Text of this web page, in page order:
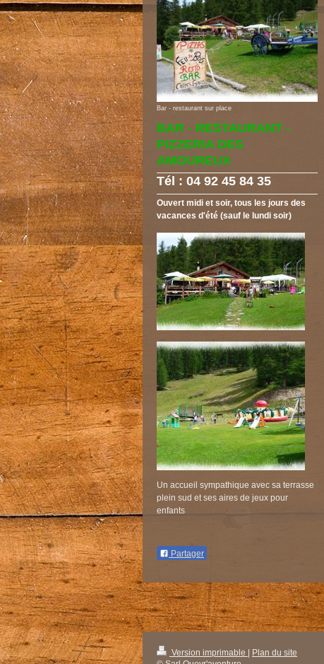
Bar - restaurant sur place
BAR - RESTAURANT -
PIZZERIA DES
AMOUREUX
Tél : 04 92 45 84 35
Ouvert midi et soir, tous les jours des
vacances d'été (sauf le lundi soir)
Un accueil sympathique avec sa terrasse
plein sud et ses aires de jeux pour
enfants
Partager
Version imprimable | Plan du site